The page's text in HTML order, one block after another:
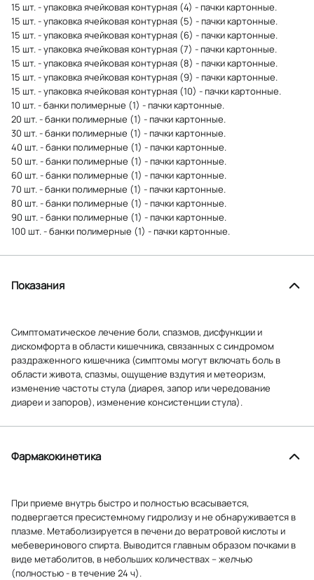
15 шт. - упаковка ячейковая контурная (4) - пачки картонные.
15 шт. - упаковка ячейковая контурная (5) - пачки картонные.
15 шт. - упаковка ячейковая контурная (6) - пачки картонные.
15 шт. - упаковка ячейковая контурная (7) - пачки картонные.
15 шт. - упаковка ячейковая контурная (8) - пачки картонные.
15 шт. - упаковка ячейковая контурная (9) - пачки картонные.
15 шт. - упаковка ячейковая контурная (10) - пачки картонные.
10 шт. - банки полимерные (1) - пачки картонные.
20 шт. - банки полимерные (1) - пачки картонные.
30 шт. - банки полимерные (1) - пачки картонные.
40 шт. - банки полимерные (1) - пачки картонные.
50 шт. - банки полимерные (1) - пачки картонные.
60 шт. - банки полимерные (1) - пачки картонные.
70 шт. - банки полимерные (1) - пачки картонные.
80 шт. - банки полимерные (1) - пачки картонные.
90 шт. - банки полимерные (1) - пачки картонные.
100 шт. - банки полимерные (1) - пачки картонные.
Показания
Симптоматическое лечение боли, спазмов, дисфункции и
дискомфорта в области кишечника, связанных с синдромом
раздраженного кишечника (симптомы могут включать боль в
области живота, спазмы, ощущение вздутия и метеоризм,
изменение частоты стула (диарея, запор или чередование
диареи и запоров), изменение консистенции стула).
Фармакокинетика
При приеме внутрь быстро и полностью всасывается,
подвергается пресистемному гидролизу и не обнаруживается в
плазме. Метаболизируется в печени до вератровой кислоты и
мебеверинового спирта. Выводится главным образом почками в
виде метаболитов, в небольших количествах – желчью
(полностью - в течение 24 ч).